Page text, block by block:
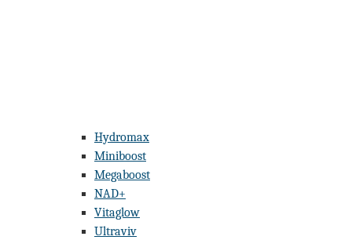
Hydromax
Miniboost
Megaboost
NAD+
Vitaglow
Ultraviv